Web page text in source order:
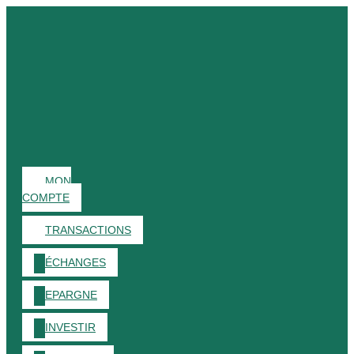
MON
COMPTE
TRANSACTIONS
ÉCHANGES
EPARGNE
INVESTIR